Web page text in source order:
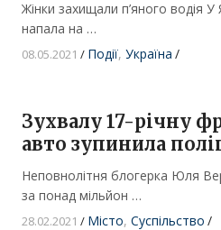
Жінки захищали п’яного водія У
напала на …
08.05.2021 / Події, Україна /
Зухвалу 17-річну
авто зупинила
Неповнолітня блогерка Юля
за понад мільйон …
28.02.2021 / Місто, Суспільство /